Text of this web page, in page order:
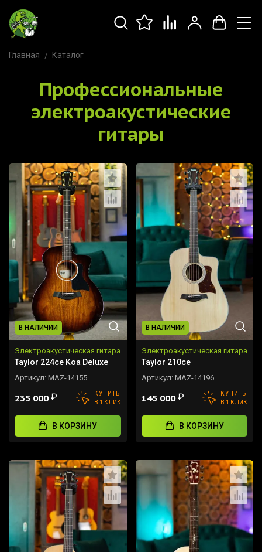
Главная Каталог
Профессиональные
электроакустические
гитары
В НАЛИЧИИ
Электроакустическая гитара
Taylor 224ce Koa Deluxe
Артикул: MAZ-14155
235 000₽
КУПИТЬ
В 1 КЛИК
В КОРЗИНУ
В НАЛИЧИИ
Электроакустическая гитара
Taylor 210ce
Артикул: MAZ-14196
145 000₽
КУПИТЬ
В 1 КЛИК
В КОРЗИНУ